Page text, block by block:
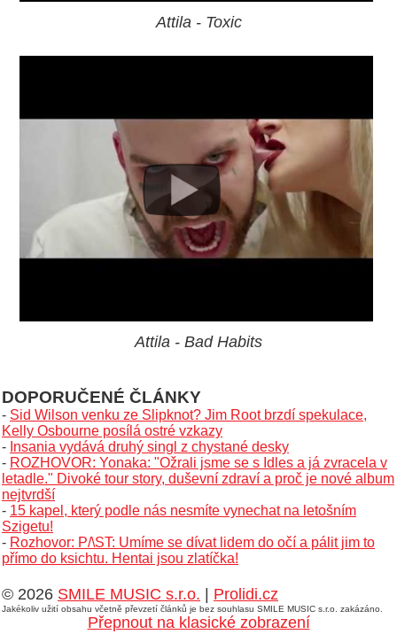
Attila - Toxic
Attila - Bad Habits
DOPORUČENÉ ČLÁNKY
- Sid Wilson venku ze Slipknot? Jim Root brzdí spekulace,
Kelly Osbourne posílá ostré vzkazy
- Insania vydává druhý singl z chystané desky
- ROZHOVOR: Yonaka: "Ožrali jsme se s Idles a já zvracela v
letadle." Divoké tour story, duševní zdraví a proč je nové album
nejtvrdší
- 15 kapel, který podle nás nesmíte vynechat na letošním
Szigetu!
- Rozhovor: P/\ST: Umíme se dívat lidem do očí a pálit jim to
přímo do ksichtu. Hentai jsou zlatíčka!
© 2026 SMILE MUSIC s.r.o. | Prolidi.cz
Jakékoliv užití obsahu včetně převzetí článků je bez souhlasu SMILE MUSIC s.r.o. zakázáno.
Přepnout na klasické zobrazení